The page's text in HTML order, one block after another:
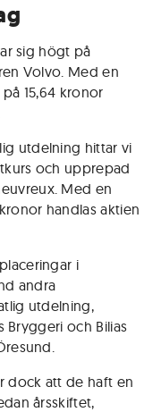
sig högt på
Volvo. Med en
15,64 kronor
utdelning hittar vi
och upprepad
Med en
handlas aktien
i
andra
utdelning,
Bryggeri och Bilias
dock att de haft en
årsskiftet,